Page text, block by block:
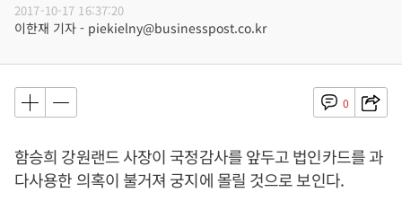
2017-10-17 16:37:20
이한재 기자 - piekielny@businesspost.co.kr
0
함승희 강원랜드 사장이 국정감사를 앞두고 법인카드를 과
다사용한 의혹이 불거져 궁지에 몰릴 것으로 보인다.